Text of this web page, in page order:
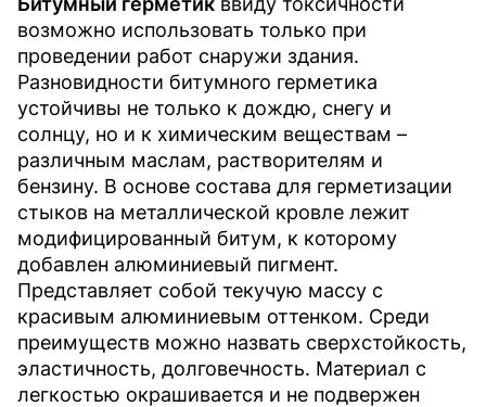
возможно использовать только при
проведении работ снаружи здания.
Разновидности битумного герметика
устойчивы не только к дождю, снегу и
солнцу, но и к химическим веществам –
различным маслам, растворителям и
бензину. В основе состава для герметизации
стыков на металлической кровле лежит
модифицированный битум, к которому
добавлен алюминиевый пигмент.
Представляет собой текучую массу с
красивым алюминиевым оттенком. Среди
преимуществ можно назвать сверхстойкость,
эластичность, долговечность. Материал с
легкостью окрашивается и не подвержен